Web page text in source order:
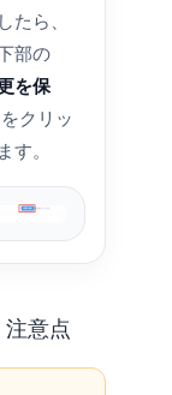
たら、
部の
を保
をクリッ
す。
意点